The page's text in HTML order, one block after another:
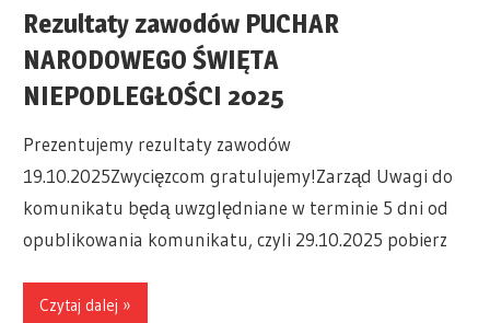
Rezultaty zawodów PUCHAR
NARODOWEGO ŚWIĘTA
NIEPODLEGŁOŚCI 2025
Prezentujemy rezultaty zawodów
19.10.2025Zwycięzcom gratulujemy!Zarząd Uwagi do
komunikatu będą uwzględniane w terminie 5 dni od
opublikowania komunikatu, czyli 29.10.2025 pobierz
Czytaj dalej »